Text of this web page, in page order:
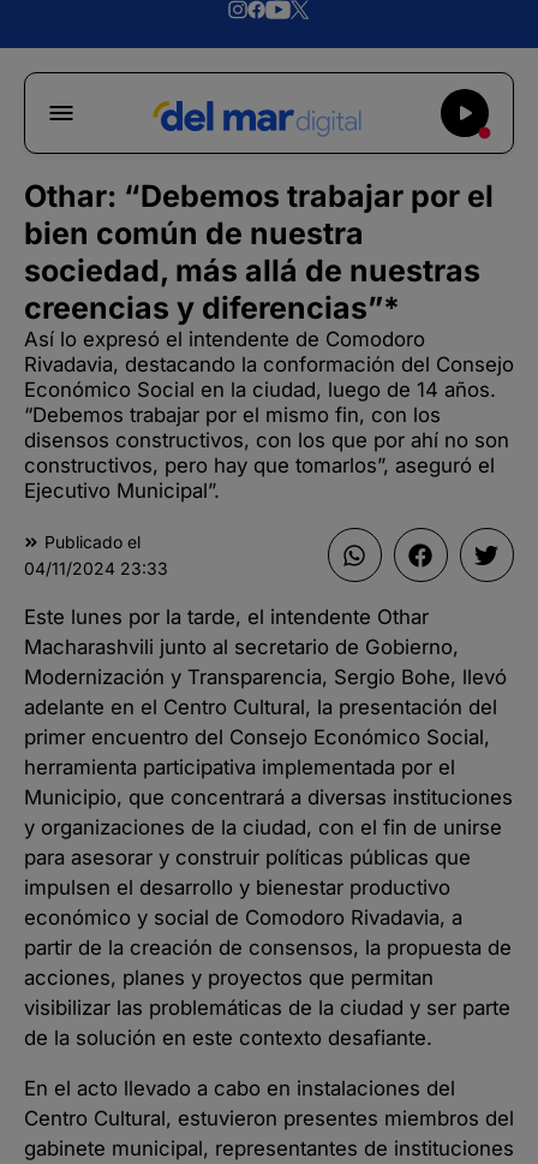
Othar: “Debemos trabajar por el
bien común de nuestra
sociedad, más allá de nuestras
creencias y diferencias”*
Así lo expresó el intendente de Comodoro
Rivadavia, destacando la conformación del Consejo
Económico Social en la ciudad, luego de 14 años.
“Debemos trabajar por el mismo fin, con los
disensos constructivos, con los que por ahí no son
constructivos, pero hay que tomarlos”, aseguró el
Ejecutivo Municipal”.
Publicado el
04/11/2024 23:33
Este lunes por la tarde, el intendente Othar
Macharashvili junto al secretario de Gobierno,
Modernización y Transparencia, Sergio Bohe, llevó
adelante en el Centro Cultural, la presentación del
primer encuentro del Consejo Económico Social,
herramienta participativa implementada por el
Municipio, que concentrará a diversas instituciones
y organizaciones de la ciudad, con el fin de unirse
para asesorar y construir políticas públicas que
impulsen el desarrollo y bienestar productivo
económico y social de Comodoro Rivadavia, a
partir de la creación de consensos, la propuesta de
acciones, planes y proyectos que permitan
visibilizar las problemáticas de la ciudad y ser parte
de la solución en este contexto desafiante.
En el acto llevado a cabo en instalaciones del
Centro Cultural, estuvieron presentes miembros del
gabinete municipal, representantes de instituciones